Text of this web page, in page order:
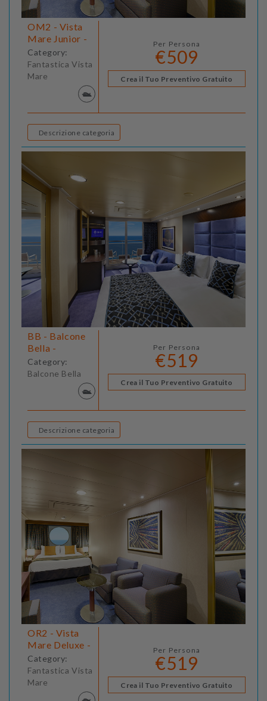
OM2 - Vista
Mare Junior -
Category:
Fantastica Vista
Mare
Per Persona
€509
Crea il Tuo Preventivo Gratuito
Descrizione categoria
BB - Balcone
Bella -
Category:
Balcone Bella
Per Persona
€519
Crea il Tuo Preventivo Gratuito
Descrizione categoria
OR2 - Vista
Mare Deluxe -
Category:
Fantastica Vista
Mare
Per Persona
€519
Crea il Tuo Preventivo Gratuito